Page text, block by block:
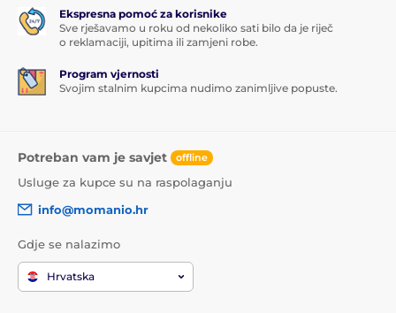
Ekspresna pomoć za korisnike
Sve rješavamo u roku od nekoliko sati bilo da je riječ
o reklamaciji, upitima ili zamjeni robe.
Program vjernosti
Svojim stalnim kupcima nudimo zanimljive popuste.
Potreban vam je savjet offline
Usluge za kupce su na raspolaganju
info@momanio.hr
Gdje se nalazimo
Hrvatska